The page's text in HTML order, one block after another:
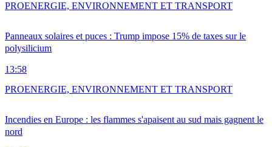
Panneaux solaires et puces : Trump impose 15% de taxes sur le
polysilicium
13:58
PROENERGIE, ENVIRONNEMENT ET TRANSPORT
Incendies en Europe : les flammes s'apaisent au sud mais gagnent le
nord
PROENERGIE, ENVIRONNEMENT ET TRANSPORT